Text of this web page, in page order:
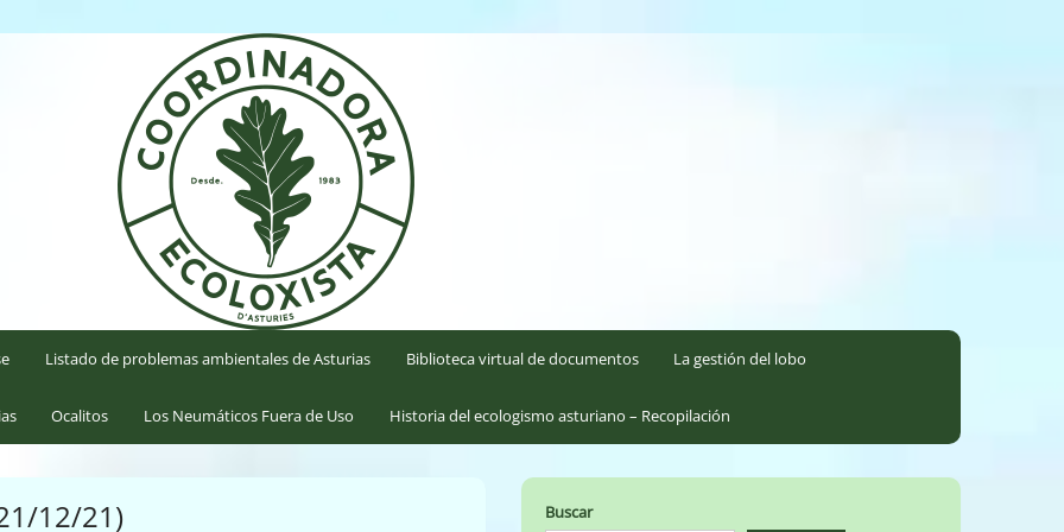
Listado de problemas ambientales de Asturias Biblioteca virtual de documentos La gestión del lobo
Ocalitos Los Neumáticos Fuera de Uso Historia del ecologismo asturiano – Recopilación
12/21) Buscar